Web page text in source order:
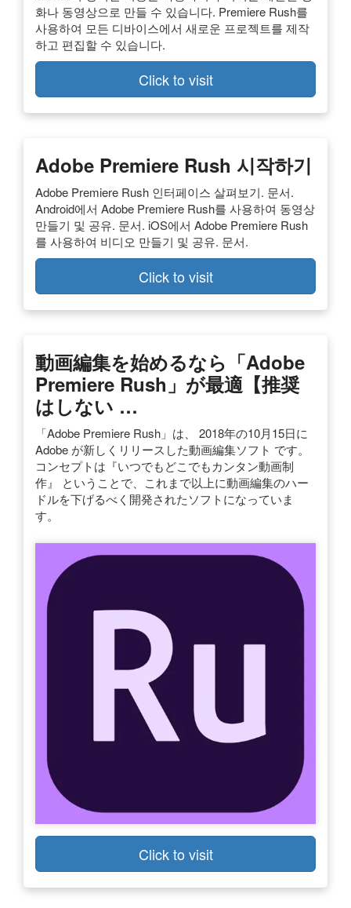
화나 동영상으로 만들 수 있습니다. Premiere Rush를
사용하여 모든 디바이스에서 새로운 프로젝트를 제작
하고 편집할 수 있습니다.
Click to visit
Adobe Premiere Rush 시작하기
Adobe Premiere Rush 인터페이스 살펴보기. 문서.
Android에서 Adobe Premiere Rush를 사용하여 동영상
만들기 및 공유. 문서. iOS에서 Adobe Premiere Rush
를 사용하여 비디오 만들기 및 공유. 문서.
Click to visit
動画編集を始めるなら「Adobe
Premiere Rush」が最適【推奨
はしない …
「Adobe Premiere Rush」は、 2018年の10月15日に
Adobe が新しくリリースした動画編集ソフト です。
コンセプトは『いつでもどこでもカンタン動画制
作』 ということで、これまで以上に動画編集のハー
ドルを下げるべく開発されたソフトになっていま
す。
Click to visit